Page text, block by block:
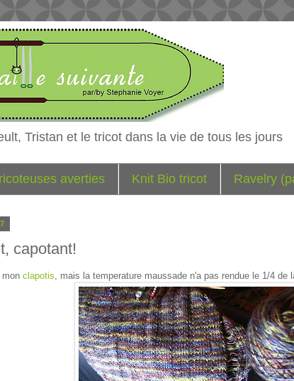
Tristan et le tricot dans la vie de tous les jours
averties Knit Bio tricot Ravelry
capotant!
clapotis, mais la temperature maussade n'a pas rendue le 1/4 de